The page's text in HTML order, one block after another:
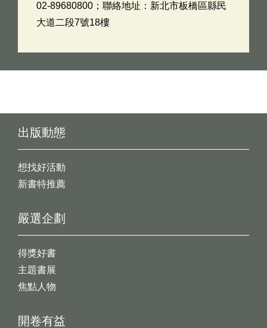
02-89680800；聯絡地址：新北市板橋區縣民
大道二段7號18樓
出版動態
想找好活動
新書特推薦
開卷有益
嚴選企劃
得獎好書
主題書展
焦點人物